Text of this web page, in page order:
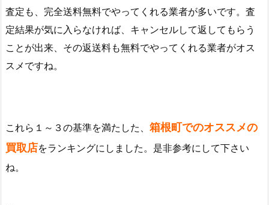
査定も、完全送料無料でやってくれる業者が多いです。査
定結果が気に入らなければ、キャンセルして返してもらう
ことが出来、その返送料も無料でやってくれる業者がオス
スメですね。
これら１～３の基準を満たした、 箱根町でのオススメの
買取店をランキングにしました。是非参考にして下さい
ね。